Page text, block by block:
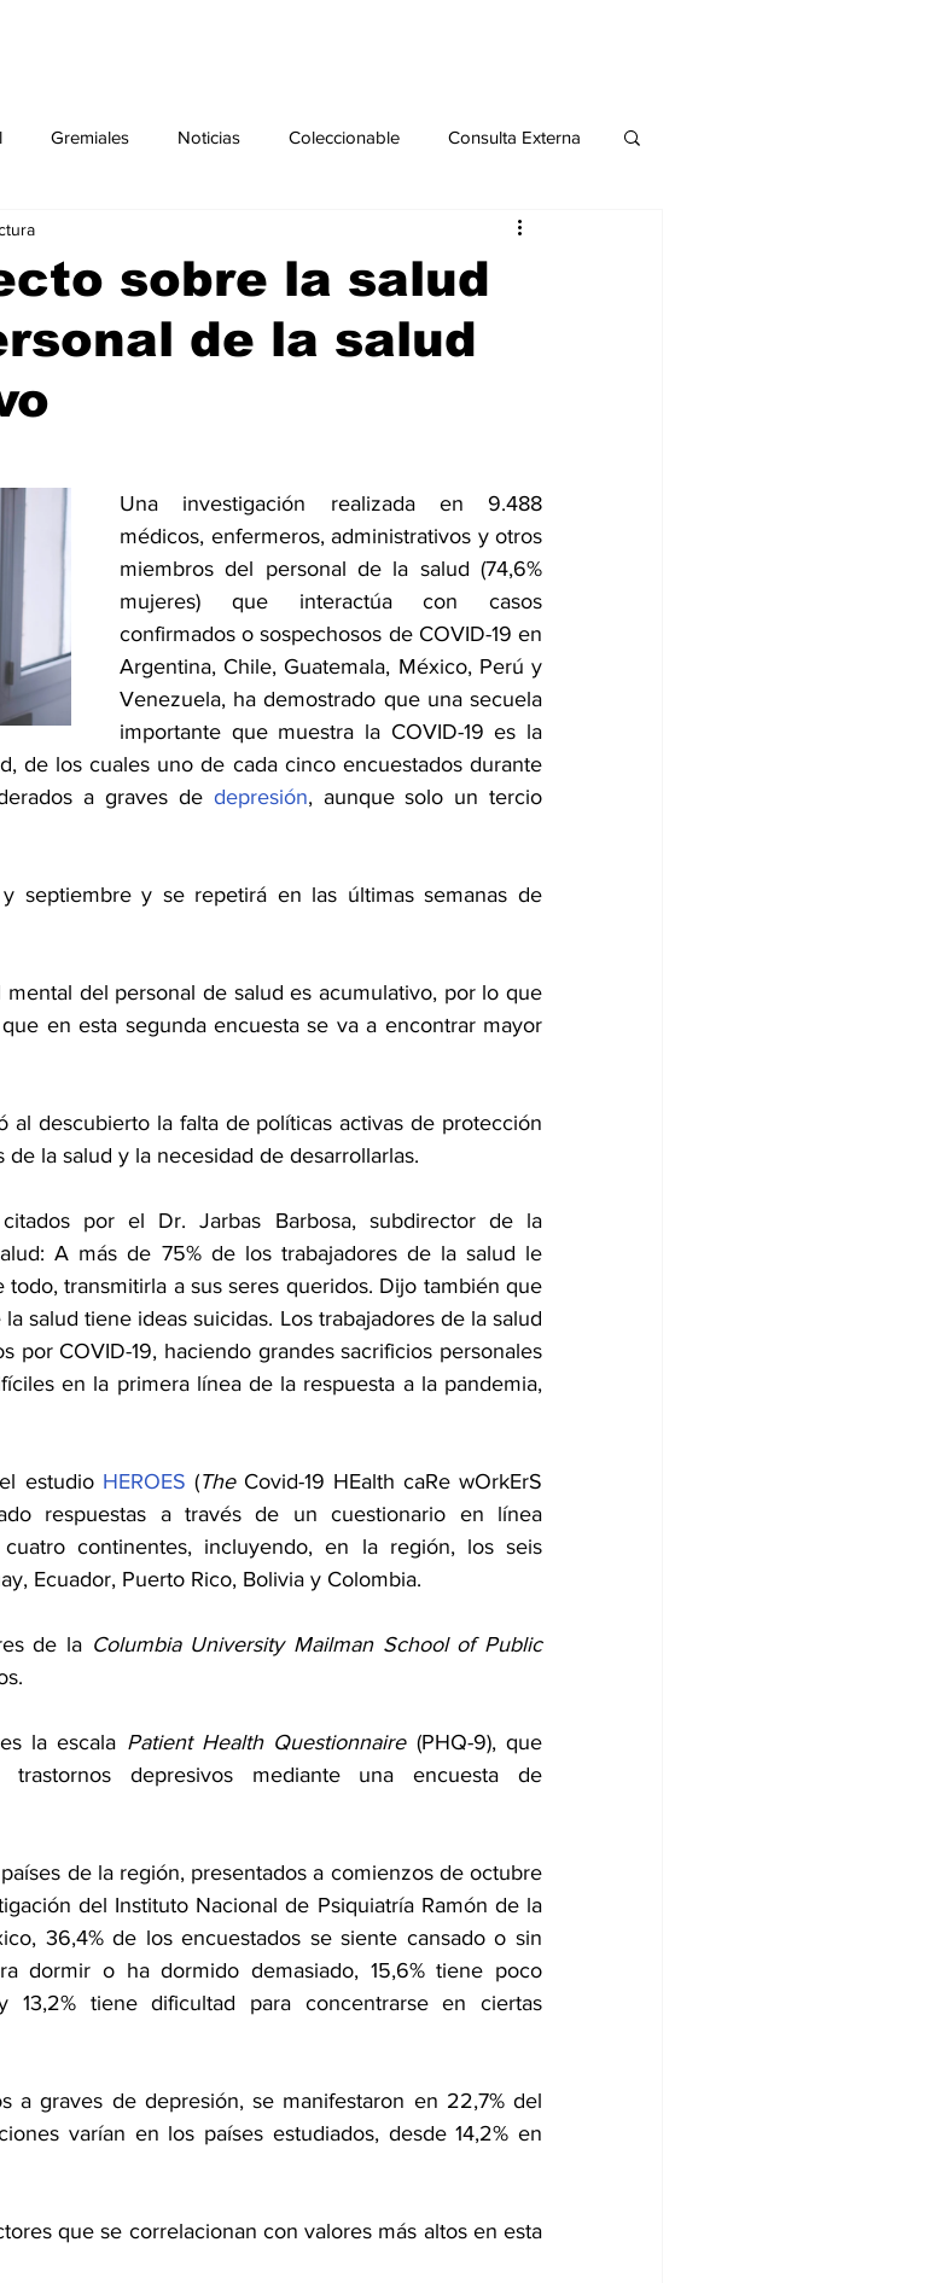
Gremiales Noticias Coleccionable Consulta Externa
especial Publicaciones
y Tecnología especial Coleccionable especial
especial dia mundial de la diabetes
sobre la salud
de la salud
Una investigación realizada en 9.488
médicos, enfermeros, administrativos y otros
miembros del personal de la salud (74,6%
mujeres) que interactúa con casos
confirmados o sospechosos de COVID-19 en
Argentina, Chile, Guatemala, México, Perú y
Venezuela, ha demostrado que una secuela
importante que muestra la COVID-19 es la
de los cuales uno de cada cinco encuestados durante
a graves de depresión, aunque solo un tercio
septiembre y se repetirá en las últimas semanas de
mental del personal de salud es acumulativo, por lo que
en esta segunda encuesta se va a encontrar mayor
al descubierto la falta de políticas activas de protección
la salud y la necesidad de desarrollarlas.
por el Dr. Jarbas Barbosa, subdirector de la
A más de 75% de los trabajadores de la salud le
todo, transmitirla a sus seres queridos. Dijo también que
salud tiene ideas suicidas. Los trabajadores de la salud
por COVID-19, haciendo grandes sacrificios personales
en la primera línea de la respuesta a la pandemia,
estudio HEROES (The Covid-19 HEalth caRe wOrkErS
respuestas a través de un cuestionario en línea
continentes, incluyendo, en la región, los seis
Ecuador, Puerto Rico, Bolivia y Colombia.
de la Columbia University Mailman School of Public
la escala Patient Health Questionnaire (PHQ-9), que
depresivos mediante una encuesta de
de la región, presentados a comienzos de octubre
del Instituto Nacional de Psiquiatría Ramón de la
36,4% de los encuestados se siente cansado o sin
dormir o ha dormido demasiado, 15,6% tiene poco
tiene dificultad para concentrarse en ciertas
a graves de depresión, se manifestaron en 22,7% del
varían en los países estudiados, desde 14,2% en
que se correlacionan con valores más altos en esta